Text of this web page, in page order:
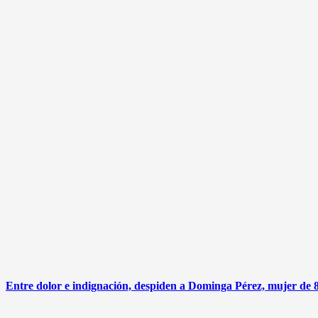
Entre dolor e indignación, despiden a Dominga Pérez, mujer de